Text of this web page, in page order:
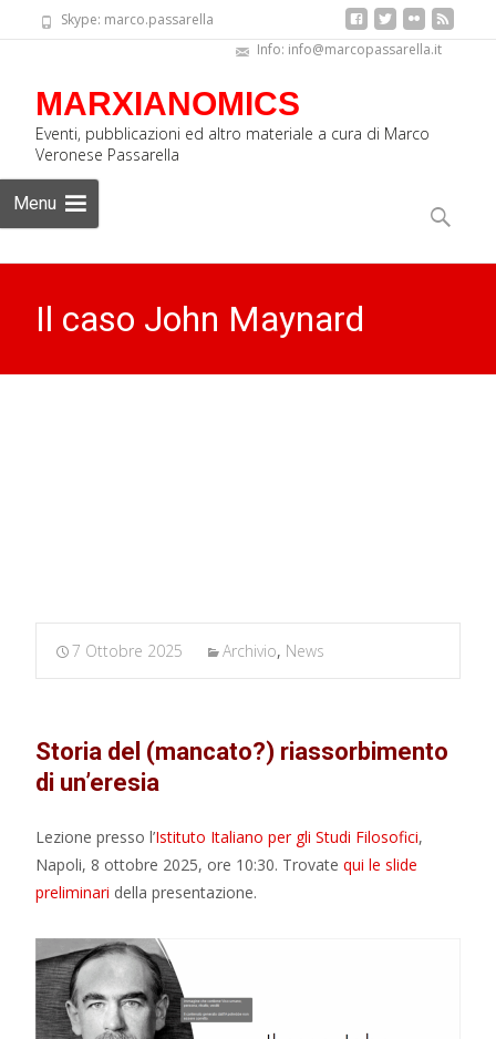
Skype: marco.passarella
Info: info@marcopassarella.it
MARXIANOMICS
Eventi, pubblicazioni ed altro materiale a cura di Marco
Veronese Passarella
Menu
to
content
Ricerca
Il caso John Maynard
7 Ottobre 2025 Archivio, News
Storia del (mancato?) riassorbimento
di un’eresia
Lezione presso l’Istituto Italiano per gli Studi Filosofici,
Napoli, 8 ottobre 2025, ore 10:30. Trovate qui le slide
preliminari della presentazione.